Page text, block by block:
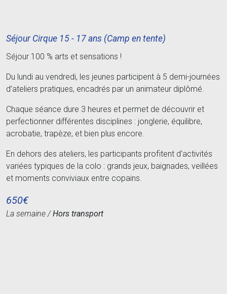
Séjour Cirque 15 - 17 ans (Camp en tente)
Séjour 100 % arts et sensations !
Du lundi au vendredi, les jeunes participent à 5 demi-journées
d’ateliers pratiques, encadrés par un animateur diplômé.
Chaque séance dure 3 heures et permet de découvrir et
perfectionner différentes disciplines : jonglerie, équilibre,
acrobatie, trapèze, et bien plus encore.
En dehors des ateliers, les participants profitent d’activités
variées typiques de la colo : grands jeux, baignades, veillées
et moments conviviaux entre copains.
650€
La semaine /Hors transport